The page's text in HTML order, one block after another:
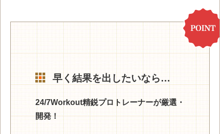
早く結果を出したいなら…
24/7Workout精鋭プロトレーナーが厳選・
開発！